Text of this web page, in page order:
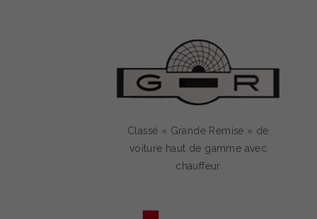
Classé « Grande Remise » de
voiture haut de gamme avec
chauffeur